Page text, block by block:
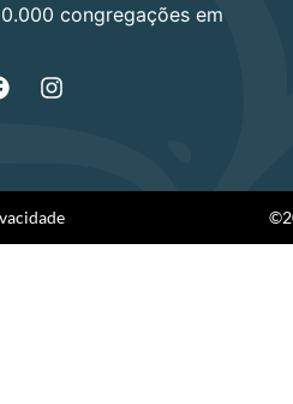
congregações em